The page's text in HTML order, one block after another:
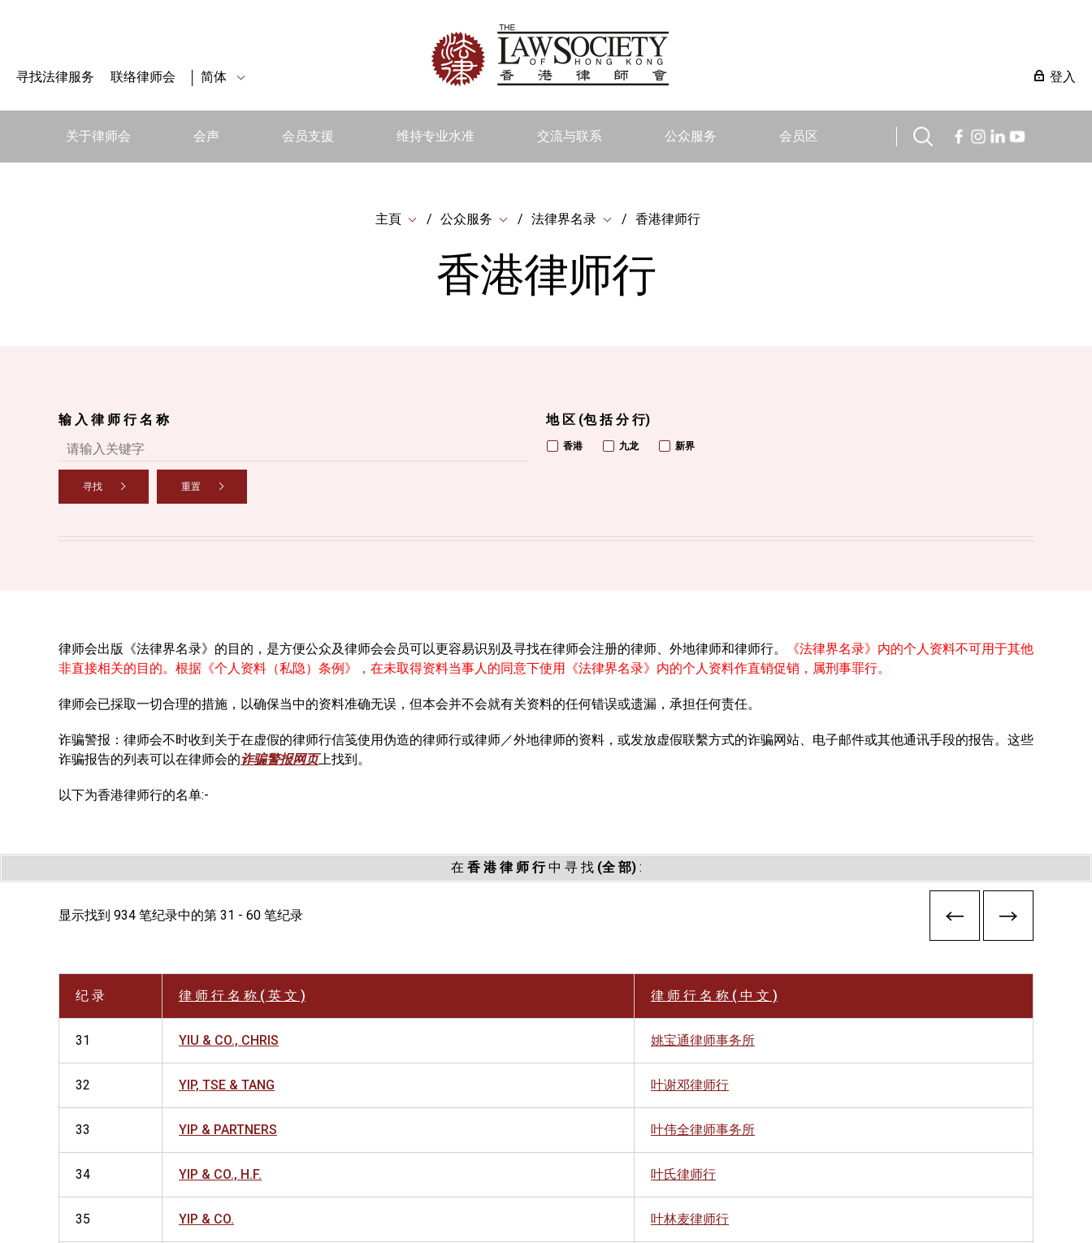
寻找法律服务 联络律师会 简体 登入
关于律师会 会声 会员支援 维持专业水准 交流与联系 公众服务 会员区
主頁 公众服务 法律界名录 香港律师行
香港律师行
输 入 律 师 行 名 称 地 区 (包 括 分 行)
香港 九龙 新界
寻找 重置
律师会出版《法律界名录》的目的，是方便公众及律师会会员可以更容易识别及寻找在律师会注册的律师、外地律师和律师行。
《法律界名录》内的个人资料不可用于其他
非直接相关的目的。根据《个人资料（私隐）条例》，在未取得资料当事人的同意下使用《法律界名录》内的个人资料作直销促销，属刑事罪行。
律师会已採取一切合理的措施，以确保当中的资料准确无误，但本会并不会就有关资料的任何错误或遗漏，承担任何责任。
诈骗警报：律师会不时收到关于在虚假的律师行信笺使用伪造的律师行或律师／外地律师的资料，或发放虚假联繫方式的诈骗网站、电子邮件或其他通讯手段的报告。这些
诈骗报告的列表可以在律师会的诈骗警报网页上找到。
以下为香港律师行的名单:-
在 香 港 律 师 行中 寻 找 (全 部):
显示找到 934 笔纪录中的第 31 - 60 笔纪录
纪 录 律 师 行 名 称 ( 英 文 ) 律 师 行 名 称 ( 中 文 )
31 YIU & CO., CHRIS 姚宝通律师事务所
32 YIP, TSE & TANG 叶谢邓律师行
33 YIP & PARTNERS 叶伟全律师事务所
34 YIP & CO., H.F. 叶氏律师行
35 YIP & CO. 叶林麦律师行